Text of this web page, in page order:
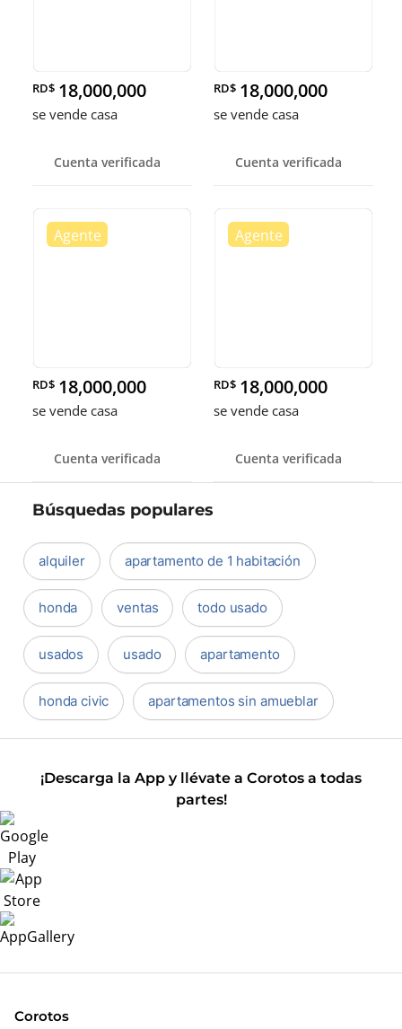
RD$ 18,000,000
se vende casa
Cuenta verificada
RD$ 18,000,000
se vende casa
Cuenta verificada
RD$ 18,000,000
se vende casa
Cuenta verificada
RD$ 18,000,000
se vende casa
Cuenta verificada
Búsquedas populares
alquiler apartamento de 1 habitación
honda ventas todo usado
usados usado apartamento
honda civic apartamentos sin amueblar
¡Descarga la App y llévate a Corotos a todas
partes!
Corotos